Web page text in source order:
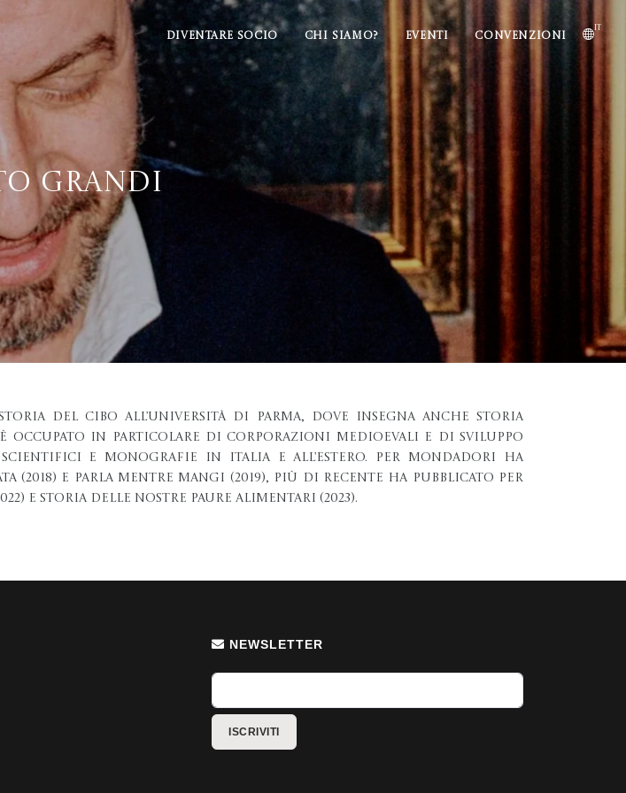
it
DIVENTARE SOCIO CHI SIAMO? EVENTI CONVENZIONI
Grandi
del Cibo all’Università di Parma, dove insegna anche Storia
occupato in particolare di Corporazioni Medioevali e di sviluppo
e monografie in Italia e all’estero. Per Mondadori ha
e Parla mentre mangi (2019), più di recente ha pubblicato per
e Storia delle nostre paure alimentari (2023).
NEWSLETTER